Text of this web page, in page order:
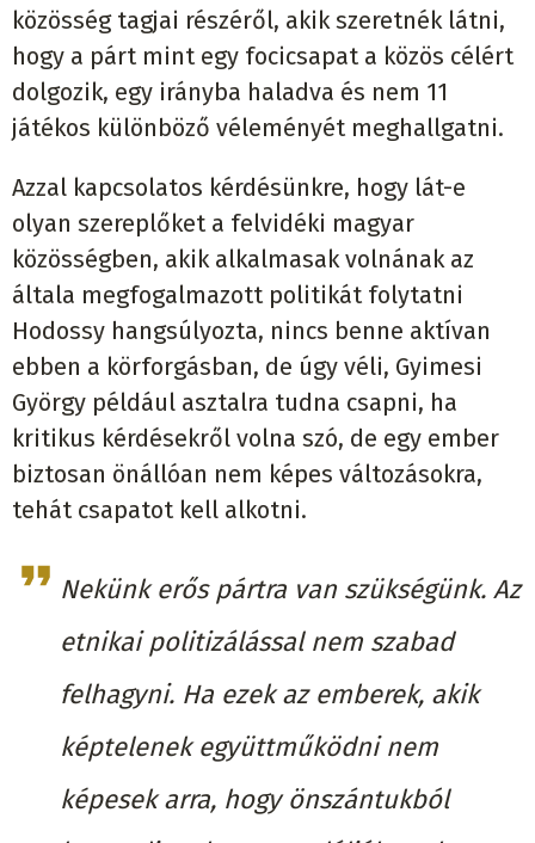
közösség tagjai részéről, akik szeretnék látni,
hogy a párt mint egy focicsapat a közös célért
dolgozik, egy irányba haladva és nem 11
játékos különböző véleményét meghallgatni.
Azzal kapcsolatos kérdésünkre, hogy lát-e
olyan szereplőket a felvidéki magyar
közösségben, akik alkalmasak volnának az
általa megfogalmazott politikát folytatni
Hodossy hangsúlyozta, nincs benne aktívan
ebben a körforgásban, de úgy véli, Gyimesi
György például asztalra tudna csapni, ha
kritikus kérdésekről volna szó, de egy ember
biztosan önállóan nem képes változásokra,
tehát csapatot kell alkotni.
Nekünk erős pártra van szükségünk. Az
etnikai politizálással nem szabad
felhagyni. Ha ezek az emberek, akik
képtelenek együttműködni nem
képesek arra, hogy önszántukból